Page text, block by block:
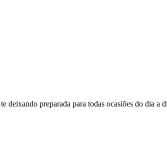
deixando preparada para todas ocasiões do dia a